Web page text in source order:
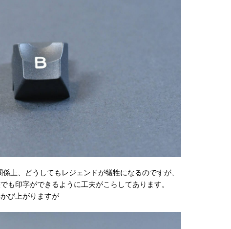
上、どうしてもレジェンドが犠牲になるのですが、
も印字ができるように工夫がこらしてあります。
び上がりますが